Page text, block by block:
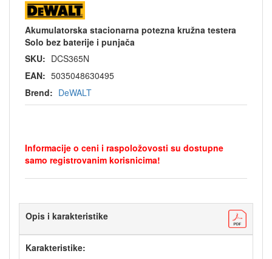
Akumulatorska stacionarna potezna kružna testera
Solo bez baterije i punjača
SKU: DCS365N
EAN: 5035048630495
Brend: DeWALT
Informacije o ceni i raspoložovosti su dostupne
samo registrovanim korisnicima!
Opis i karakteristike
Karakteristike: